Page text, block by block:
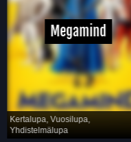
Megamind
Kertalupa, Vuosilupa,
Yhdistelmälupa